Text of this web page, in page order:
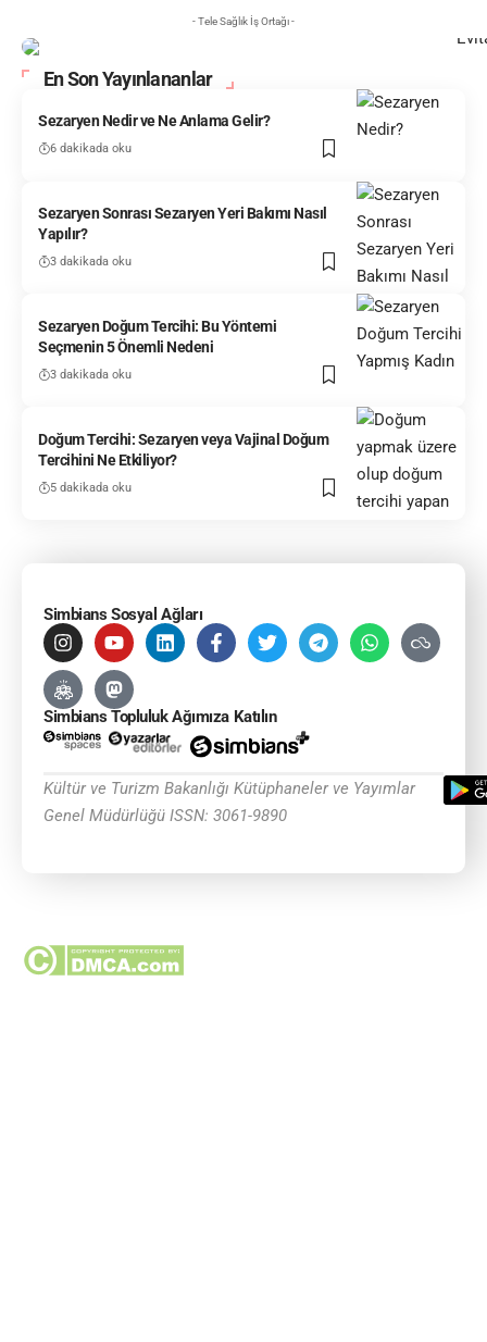
- Tele Sağlık İş Ortağı -
En Son Yayınlananlar
Sezaryen Nedir ve Ne Anlama Gelir?
6 dakikada oku
Sezaryen Sonrası Sezaryen Yeri Bakımı Nasıl
Yapılır?
3 dakikada oku
Sezaryen Doğum Tercihi: Bu Yöntemi
Seçmenin 5 Önemli Nedeni
3 dakikada oku
Doğum Tercihi: Sezaryen veya Vajinal Doğum
Tercihini Ne Etkiliyor?
5 dakikada oku
Simbians Sosyal Ağları
Simbians Topluluk Ağımıza Katılın
Kültür ve Turizm Bakanlığı Kütüphaneler ve Yayımlar
Genel Müdürlüğü ISSN: 3061-9890